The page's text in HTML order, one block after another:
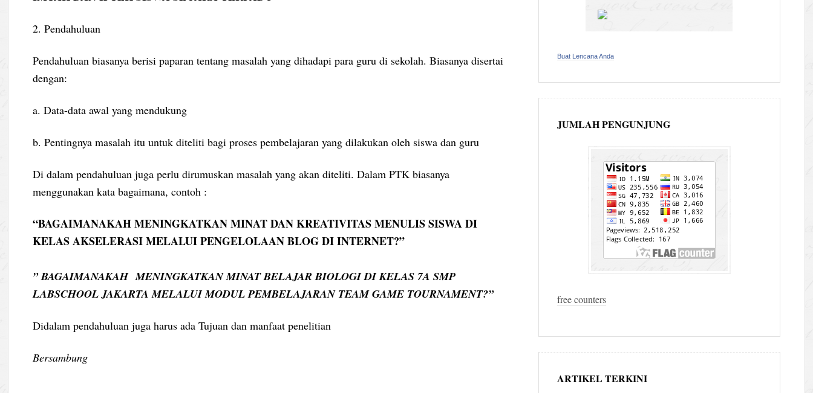
2. Pendahuluan
Pendahuluan biasanya berisi paparan tentang masalah yang dihadapi para guru di sekolah. Biasanya disertai
dengan:
a. Data-data awal yang mendukung
b. Pentingnya masalah itu untuk diteliti bagi proses pembelajaran yang dilakukan oleh siswa dan guru
Di dalam pendahuluan juga perlu dirumuskan masalah yang akan diteliti. Dalam PTK biasanya
menggunakan kata bagaimana, contoh :
“BAGAIMANAKAH MENINGKATKAN MINAT DAN KREATIVITAS MENULIS SISWA DI
KELAS AKSELERASI MELALUI PENGELOLAAN BLOG DI INTERNET?”
” BAGAIMANAKAH MENINGKATKAN MINAT BELAJAR BIOLOGI DI KELAS 7A SMP
LABSCHOOL JAKARTA MELALUI MODUL PEMBELAJARAN TEAM GAME TOURNAMENT?”
Didalam pendahuluan juga harus ada Tujuan dan manfaat penelitian
Bersambung
Buat Lencana Anda
JUMLAH PENGUNJUNG
free counters
ARTIKEL TERKINI